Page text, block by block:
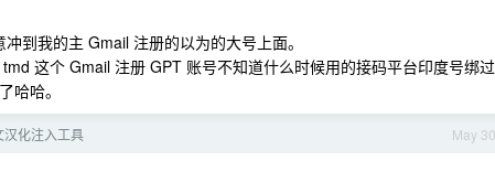
到我的主 Gmail 注册的以为的大号上面。
这个 Gmail 注册 GPT 账号不知道什么时候用的接码平台印度号绑过
哈哈。
May 30
化注入工具